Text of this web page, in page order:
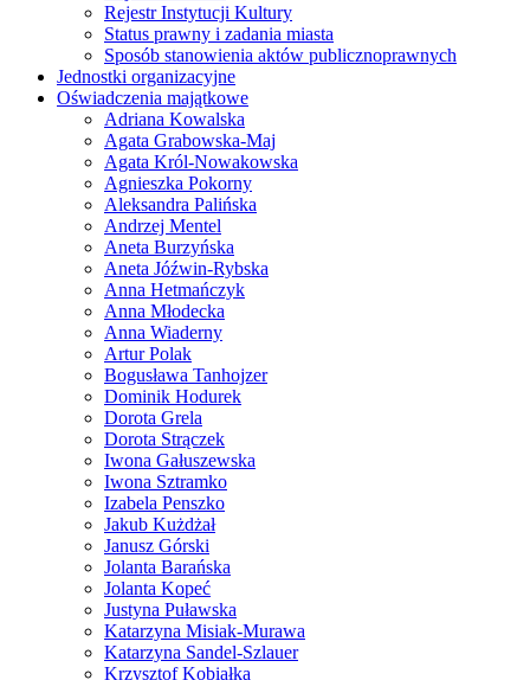
Rejestr Instytucji Kultury
Status prawny i zadania miasta
Sposób stanowienia aktów publicznoprawnych
Jednostki organizacyjne
Oświadczenia majątkowe
Adriana Kowalska
Agata Grabowska-Maj
Agata Król-Nowakowska
Agnieszka Pokorny
Aleksandra Palińska
Andrzej Mentel
Aneta Burzyńska
Aneta Jóźwin-Rybska
Anna Hetmańczyk
Anna Młodecka
Anna Wiaderny
Artur Polak
Bogusława Tanhojzer
Dominik Hodurek
Dorota Grela
Dorota Strączek
Iwona Gałuszewska
Iwona Sztramko
Izabela Penszko
Jakub Kużdżał
Janusz Górski
Jolanta Barańska
Jolanta Kopeć
Justyna Puławska
Katarzyna Misiak-Murawa
Katarzyna Sandel-Szlauer
Krzysztof Kobiałka